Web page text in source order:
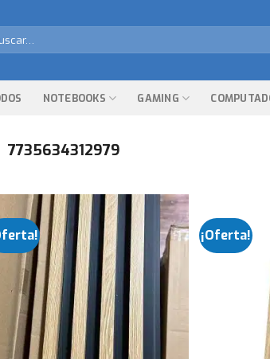
NOTEBOOKS GAMING
7735634312979
¡Oferta!